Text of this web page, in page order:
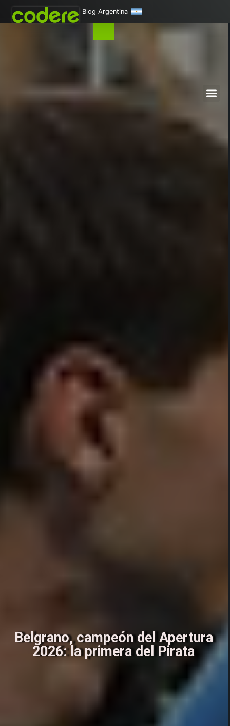
Blog Argentina
Belgrano, campeón del Apertura
2026: la primera del Pirata